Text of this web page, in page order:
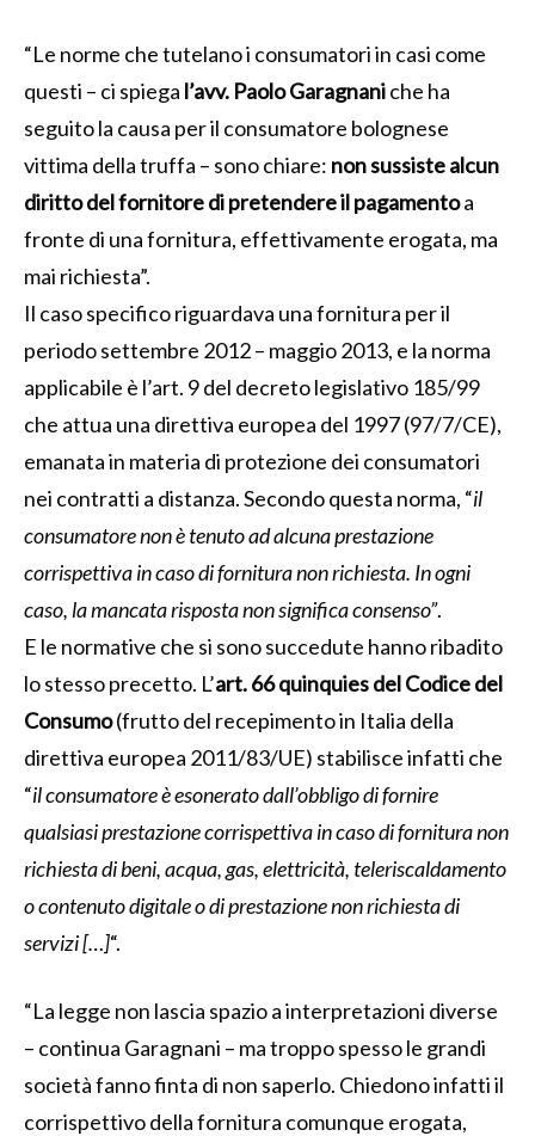
“Le norme che tutelano i consumatori in casi come
questi – ci spiega l’avv. Paolo Garagnaniche ha
seguito la causa per il consumatore bolognese
vittima della truffa – sono chiare: non sussiste alcun
diritto del fornitore di pretendere il pagamentoa
fronte di una fornitura, effettivamente erogata, ma
mai richiesta”.
Il caso specifico riguardava una fornitura per il
periodo settembre 2012 – maggio 2013, e la norma
applicabile è l’art. 9 del decreto legislativo 185/99
che attua una direttiva europea del 1997 (97/7/CE),
emanata in materia di protezione dei consumatori
nei contratti a distanza. Secondo questa norma, “il
consumatore non è tenuto ad alcuna prestazione
corrispettiva in caso di fornitura non richiesta. In ogni
caso, la mancata risposta non significa consenso”.
E le normative che si sono succedute hanno ribadito
lo stesso precetto. L’art. 66 quinquies del Codice del
Consumo(frutto del recepimento in Italia della
direttiva europea 2011/83/UE) stabilisce infatti che
“il consumatore è esonerato dall’obbligo di fornire
qualsiasi prestazione corrispettiva in caso di fornitura non
richiesta di beni, acqua, gas, elettricità, teleriscaldamento
o contenuto digitale o di prestazione non richiesta di
servizi […]“.
“La legge non lascia spazio a interpretazioni diverse
– continua Garagnani – ma troppo spesso le grandi
società fanno finta di non saperlo. Chiedono infatti il
corrispettivo della fornitura comunque erogata,